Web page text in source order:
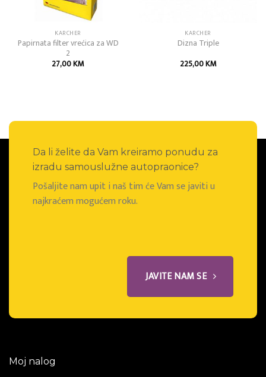
KARCHER
Papirnata filter vrećica za WD
2
27,00KM
KARCHER
Dizna Triple
225,00KM
Da li želite da Vam kreiramo ponudu za
izradu samouslužne autopraonice?
Pošaljite nam upit i naš tim će Vam se javiti u
najkraćem mogućem roku.
JAVITE NAM SE
Moj nalog